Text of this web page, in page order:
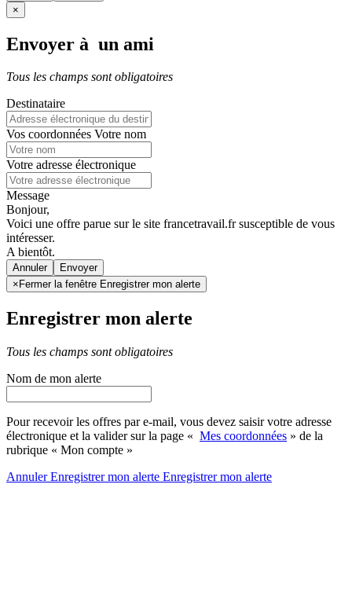
×
Envoyer à un ami
Tous les champs sont obligatoires
Destinataire
Vos coordonnées Votre nom
Votre adresse électronique
Message
Bonjour,
Voici une offre parue sur le site francetravail.fr susceptible de vous
intéresser.
A bientôt.
Annuler
× Fermer la fenêtre Enregistrer mon alerte
Enregistrer mon alerte
Tous les champs sont obligatoires
Nom de mon alerte
Pour recevoir les offres par e-mail, vous devez saisir votre adresse
électronique et la valider sur la page « Mes coordonnées » de la
rubrique « Mon compte »
AnnulerEnregistrer mon alerte Enregistrermon alerte